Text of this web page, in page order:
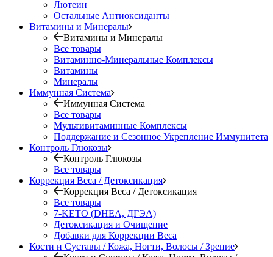
Лютеин
Остальные Антиоксиданты
Витамины и Минералы
Витамины и Минералы
Все товары
Витаминно-Минеральные Комплексы
Витамины
Минералы
Иммунная Система
Иммунная Система
Все товары
Мультивитаминные Комплексы
Поддержание и Сезонное Укрепление Иммунитета
Контроль Глюкозы
Контроль Глюкозы
Все товары
Коррекция Веса / Детоксикация
Коррекция Веса / Детоксикация
Все товары
7-KETO (DHEA, ДГЭА)
Детоксикация и Очищение
Добавки для Коррекции Веса
Кости и Суставы / Кожа, Ногти, Волосы / Зрение